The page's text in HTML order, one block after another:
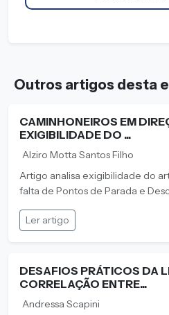
Outros artigos desta
CAMINHONEIROS EM
EXIGIBILIDADE DO ...
Alziro Motta Santos Filho
Artigo analisa exigibilidade do
falta de Pontos de Parada e
Ler artigo
DESAFIOS PRÁTICOS DA
CORRELAÇÃO ENTRE...
Andressa Scapini